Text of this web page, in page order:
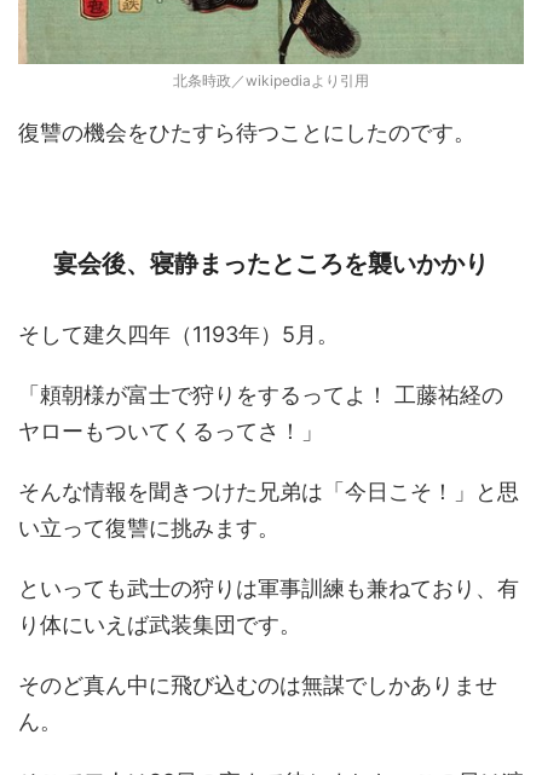
北条時政／wikipediaより引用
復讐の機会をひたすら待つことにしたのです。
宴会後、寝静まったところを襲いかかり
そして建久四年（1193年）5月。
「頼朝様が富士で狩りをするってよ！ 工藤祐経の
ヤローもついてくるってさ！」
そんな情報を聞きつけた兄弟は「今日こそ！」と思
い立って復讐に挑みます。
といっても武士の狩りは軍事訓練も兼ねており、有
り体にいえば武装集団です。
そのど真ん中に飛び込むのは無謀でしかありませ
ん。